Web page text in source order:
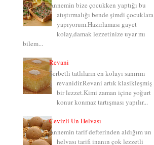
Annemin bize çocukken yaptığı bu
atıştırmalığı bende şimdi çocuklara
yapıyorum.Hazırlaması gayet
kolay,damak lezzetinize uyar mı
bilem...
Revani
Şerbetli tatlıların en kolayı sanırım
revanidir.Revani artık klasikleşmiş
bir lezzet.Kimi zaman içine yoğurt
konur konmaz tartışması yapılır...
Cevizli Un Helvası
Annemin tarif defterinden aldığım un
helvası tarifi inanın çok lezzetli